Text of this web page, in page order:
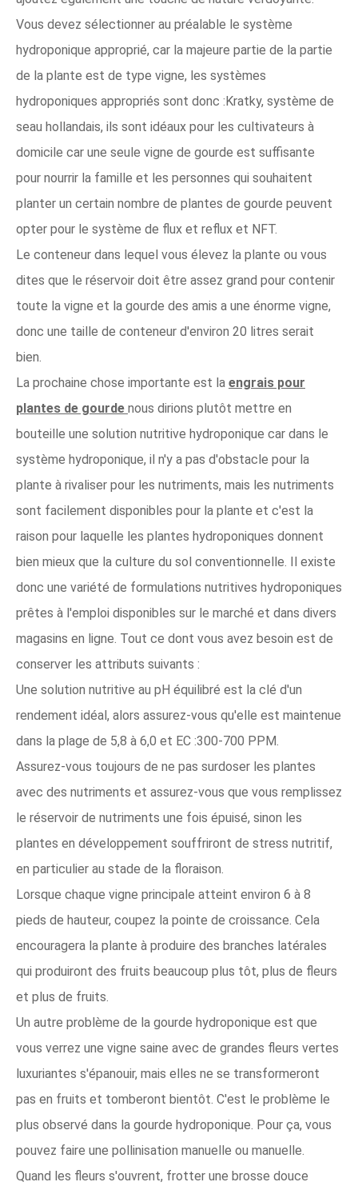
Vous devez sélectionner au préalable le système
hydroponique approprié, car la majeure partie de la partie
de la plante est de type vigne, les systèmes
hydroponiques appropriés sont donc :Kratky, système de
seau hollandais, ils sont idéaux pour les cultivateurs à
domicile car une seule vigne de gourde est suffisante
pour nourrir la famille et les personnes qui souhaitent
planter un certain nombre de plantes de gourde peuvent
opter pour le système de flux et reflux et NFT.
Le conteneur dans lequel vous élevez la plante ou vous
dites que le réservoir doit être assez grand pour contenir
toute la vigne et la gourde des amis a une énorme vigne,
donc une taille de conteneur d'environ 20 litres serait
bien.
La prochaine chose importante est la engrais pour
plantes de gourde nous dirions plutôt mettre en
bouteille une solution nutritive hydroponique car dans le
système hydroponique, il n'y a pas d'obstacle pour la
plante à rivaliser pour les nutriments, mais les nutriments
sont facilement disponibles pour la plante et c'est la
raison pour laquelle les plantes hydroponiques donnent
bien mieux que la culture du sol conventionnelle. Il existe
donc une variété de formulations nutritives hydroponiques
prêtes à l'emploi disponibles sur le marché et dans divers
magasins en ligne. Tout ce dont vous avez besoin est de
conserver les attributs suivants :
Une solution nutritive au pH équilibré est la clé d'un
rendement idéal, alors assurez-vous qu'elle est maintenue
dans la plage de 5,8 à 6,0 et EC :300-700 PPM.
Assurez-vous toujours de ne pas surdoser les plantes
avec des nutriments et assurez-vous que vous remplissez
le réservoir de nutriments une fois épuisé, sinon les
plantes en développement souffriront de stress nutritif,
en particulier au stade de la floraison.
Lorsque chaque vigne principale atteint environ 6 à 8
pieds de hauteur, coupez la pointe de croissance. Cela
encouragera la plante à produire des branches latérales
qui produiront des fruits beaucoup plus tôt, plus de fleurs
et plus de fruits.
Un autre problème de la gourde hydroponique est que
vous verrez une vigne saine avec de grandes fleurs vertes
luxuriantes s'épanouir, mais elles ne se transformeront
pas en fruits et tomberont bientôt. C'est le problème le
plus observé dans la gourde hydroponique. Pour ça, vous
pouvez faire une pollinisation manuelle ou manuelle.
Quand les fleurs s'ouvrent, frotter une brosse douce